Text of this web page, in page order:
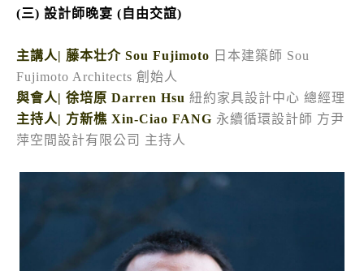
(三) 設計師晚宴 (自由交誼)
主講人| 藤本壮介 Sou Fujimoto 日本建築師 Sou
Fujimoto Architects 創始人
與會人| 徐培原 Darren Hsu 紐約家具設計中心 總經理
主持人| 方新樵 Xin-Ciao FANG 永續循環設計師 方尹
萍空間設計有限公司 主持人